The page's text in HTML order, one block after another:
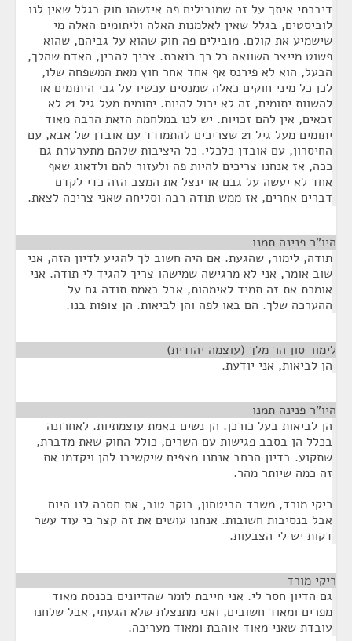
דיברתי איתך על זה שמובילים פה איזשהו חוק בגלל שאין לנו
לוביסטים, בגלל שאין לאלמנות האלה וליתומים האלה מי
שישמיע את קולם. מובילים פה חוק שהוא על גביהם, שהוא
פשוט מייצר השוואה כל כך כואבת. צריך להבין, האדם שהלך,
הבעל, הוא לא פירנס אף אחד אחר חוץ מאת המשפחה שלו,
לכן כל מיני חוקים כאלה שמנסים עכשיו על גבי היתומים או
להשוות יתומים, זה לא יכול להיות. יתומים מעל גיל 21 לא
זכאים, אין להם זכויות. יש לנו במלחמה הזאת הרבה מאוד
יתומים מעל גיל 21 שצריכים להתמודד עם אובדן של אבא, עם
החיסרון, עם אובדן כלכלי. כל היציבות שלהם מתערערת גם
ככה, אז אנחנו צריכים להיות פה ולעזור להם ולדאוג שאף
אחד לא יעשה על גבם או ינצל את המצב הזה כדי לקדם
דברים אחרים, אז ממש תודה רבה וסליחה שאני צריכה לצאת.
היו"ר פנינה תמנו
תודה, לימור, שהגעת. אם היה חשוב לך להגיע לדיון הזה, אני
שוב אומר, אני לא מרגישה שמישהו צריך להגיד לי תודה. אני
אומרת את זה תמיד לאימהות, אבל באמת תודה גם על
ההערכה שלך. הם באו לפה והן לביאות. הן צופות בנו.
לימור סון הר מלך (עוצמה יהודית)
הן לביאות, אני יודעת.
היו"ר פנינה תמנו
הן לביאות בעל כורכן. הן נשים באמת עוצמתיות. לאחרונה
בכלל הן בסבב פגישות עם השרים, כולל החוק שאת מדברת,
שתקוע. בדיון הרחב אנחנו מצפים שיקשיבו להן ויקדמו את
זה כמה שיותר מהר.
ריקי מורד, משרד הביטחון, בוקר טוב, את חסרה לנו היום
אבל בנסיבות חשובות. אנחנו עושים את זה קצר כי עוד עשר
דקות יש לי הצבעות.
ריקי מורד
גם הדיון חסר לי. אני חייבת לומר שהדיונים בכנסת מאוד
מפרים ומאוד חשובים, ואני מתנצלת שלא הגעתי, אבל שלחנו
עובדת שאני מאוד אוהבת ומאוד מעריכה.